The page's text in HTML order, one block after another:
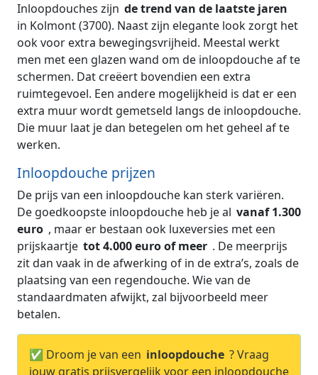
Inloopdouches zijn de trend van de laatste jaren
in Kolmont (3700). Naast zijn elegante look zorgt het
ook voor extra bewegingsvrijheid. Meestal werkt
men met een glazen wand om de inloopdouche af te
schermen. Dat creëert bovendien een extra
ruimtegevoel. Een andere mogelijkheid is dat er een
extra muur wordt gemetseld langs de inloopdouche.
Die muur laat je dan betegelen om het geheel af te
werken.
Inloopdouche prijzen
De prijs van een inloopdouche kan sterk variëren.
De goedkoopste inloopdouche heb je al vanaf 1.300
euro , maar er bestaan ook luxeversies met een
prijskaartje tot 4.000 euro of meer . De meerprijs
zit dan vaak in de afwerking of in de extra’s, zoals de
plaatsing van een regendouche. Wie van de
standaardmaten afwijkt, zal bijvoorbeeld meer
betalen.
✅ Droom je van een inloopdouche ? Vraag
jouw gratis prijsvergelijk voor een inloopdouche